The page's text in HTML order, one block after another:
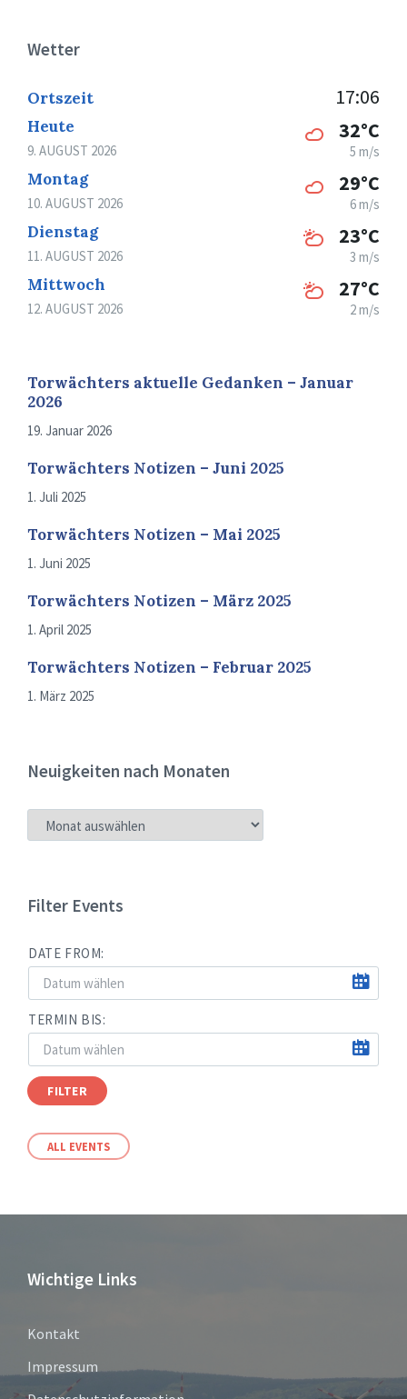
Wetter
Ortszeit 17:06
Heute
9. AUGUST 2026
32°C
5 m/s
Montag
10. AUGUST 2026
29°C
6 m/s
Dienstag
11. AUGUST 2026
23°C
3 m/s
Mittwoch
12. AUGUST 2026
27°C
2 m/s
Torwächters aktuelle Gedanken – Januar
2026
19. Januar 2026
Torwächters Notizen – Juni 2025
1. Juli 2025
Torwächters Notizen – Mai 2025
1. Juni 2025
Torwächters Notizen – März 2025
1. April 2025
Torwächters Notizen – Februar 2025
1. März 2025
Neuigkeiten nach Monaten
NEUIGKEITEN
NACH
Filter Events
DATE FROM:
TERMIN BIS:
FILTER
ALL EVENTS
Wichtige Links
Kontakt
Impressum